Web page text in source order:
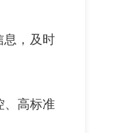
息，及时
、高标准